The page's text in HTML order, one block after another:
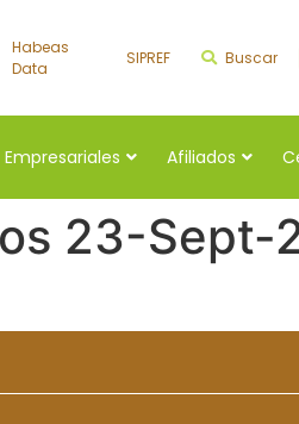
Habeas
Data
SIPREF Buscar
Afiliados
23-Sept-